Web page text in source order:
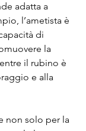
adatta a
l’ametista è
di
la
il rubino è
e alla
non solo per la